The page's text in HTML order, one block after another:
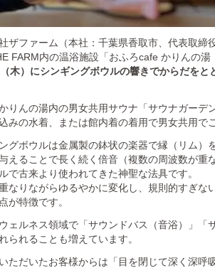
ザファーム（本社：千葉県香取市、代表取締
FARM内の温浴施設「おふろcafe かりんの
木）にシンギングボウルの響きでからだをと
りんの湯内の男女共用サウナ「サウナガーデ
みの水着、または館内着の着用で男女共用で
グボウルは金属製の鉢状の楽器で縁（リム）
えることで長く続く倍音（複数の周波数が重
で古来より使われてきた神聖な法具です。
なりながらゆるやかに変化し、規則的すぎな
が特徴です。
ェルネス領域で「サウンドバス（音浴）」「
られることも増えています。
ただいたお客様からは「目を閉じて深く深呼